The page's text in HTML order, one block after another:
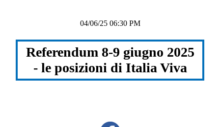
04/06/25 06:30 PM
Referendum 8-9 giugno 2025
- le posizioni di Italia Viva